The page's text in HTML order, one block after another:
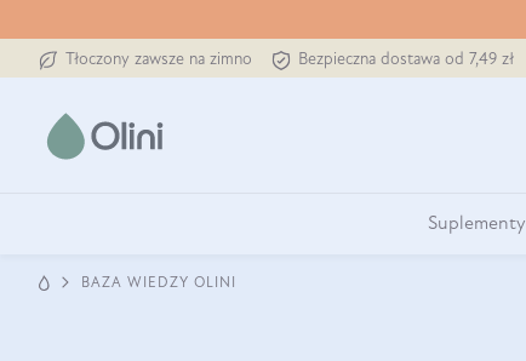
Tłoczony zawsze na zimno Bezpieczna dostawa od 7,49 zł
Suplementy
BAZA WIEDZY OLINI